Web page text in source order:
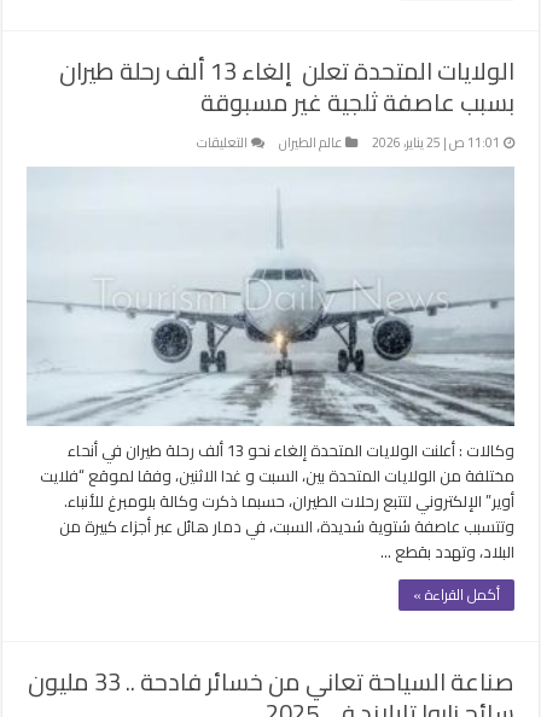
الولايات المتحدة تعلن إلغاء 13 ألف رحلة طيران
بسبب عاصفة ثلجية غير مسبوقة
11:01 ص | 25 يناير، 2026 عالم الطيران التعليقات
الولايات
ألف
رحلة
طيران
بسبب
عاصفة
غير
مسبوقة
مغلقة
وكالات : أعلنت الولايات المتحدة إلغاء نحو 13 ألف رحلة طيران في أنحاء
مختلفة من الولايات المتحدة بين، السبت و غدا الاثنين، وفقا لموقع “فلايت
أوير” الإلكتروني لتتبع رحلات الطيران، حسبما ذكرت وكالة بلومبرغ للأنباء.
وتتسبب عاصفة شتوية شديدة، السبت، في دمار هائل عبر أجزاء كبيرة من
البلاد، وتهدد بقطع …
أكمل القراءة »
صناعة السياحة تعاني من خسائر فادحة .. 33 مليون